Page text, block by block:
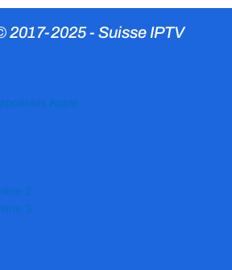
2017-2025 - Suisse IPTV
Apple
2
3